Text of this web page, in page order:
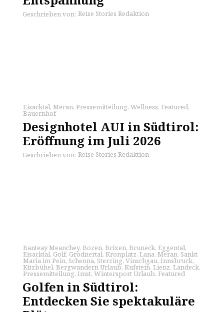
Geschrieben von: Reise Stories Redaktion
Eisacktal, Meran, Pressemitteilung, Wellness, Featured,
Bauernhof
Designhotel AUI in Südtirol:
Eröffnung im Juli 2026
Geschrieben von: Reise Stories Redaktion
Banteay Meanchey, Bozen, Brixen, Bruneck, Eggental,
Eisacktal, Golf, Grödnertal, Kronplatz, Lana, Meran, Sankt
Maria im Pein, Schenna, Sterzing, Vinschgau, Innsbruck,
Kitzbühel, Bergwandern Urlaub, Kufstein, Lienz, Landeck,
Pressemitteilung, Imst, Wintersport Urlaub, Featured
Golfen in Südtirol:
Entdecken Sie spektakuläre